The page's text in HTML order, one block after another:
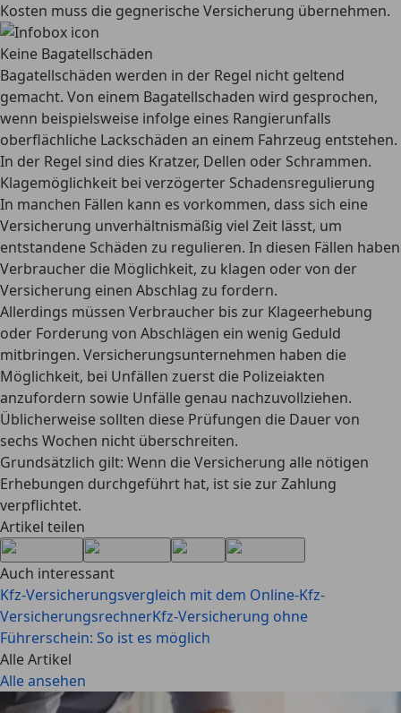
Kosten muss die gegnerische Versicherung übernehmen.
Keine Bagatellschäden
Bagatellschäden werden in der Regel nicht geltend
gemacht. Von einem Bagatellschaden wird gesprochen,
wenn beispielsweise infolge eines Rangierunfalls
oberflächliche Lackschäden an einem Fahrzeug entstehen.
In der Regel sind dies Kratzer, Dellen oder Schrammen.
Klagemöglichkeit bei verzögerter Schadensregulierung
In manchen Fällen kann es vorkommen, dass sich eine
Versicherung unverhältnismäßig viel Zeit lässt, um
entstandene Schäden zu regulieren. In diesen Fällen haben
Verbraucher die Möglichkeit, zu klagen oder von der
Versicherung einen Abschlag zu fordern.
Allerdings müssen Verbraucher bis zur Klageerhebung
oder Forderung von Abschlägen ein wenig Geduld
mitbringen. Versicherungsunternehmen haben die
Möglichkeit, bei Unfällen zuerst die Polizeiakten
anzufordern sowie Unfälle genau nachzuvollziehen.
Üblicherweise sollten diese Prüfungen die Dauer von
sechs Wochen nicht überschreiten.
Grundsätzlich gilt: Wenn die Versicherung alle nötigen
Erhebungen durchgeführt hat, ist sie zur Zahlung
verpflichtet.
Artikel teilen
Auch interessant
Kfz-Versicherungsvergleich mit dem Online-Kfz-
VersicherungsrechnerKfz-Versicherung ohne
Führerschein: So ist es möglich
Alle Artikel
Alle ansehen